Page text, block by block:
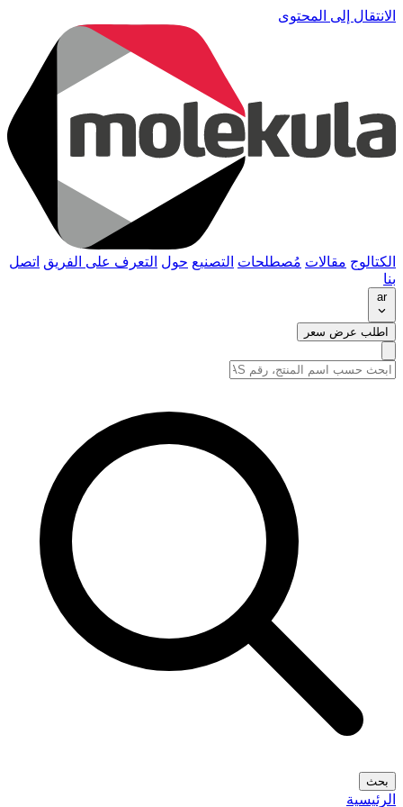
الانتقال إلى المحتوى
الكتالوج مقالات مُصطلحات التصنيع حول التعرف على الفريق اتصل
بنا
ar
اطلب عرض سعر
بحث
الرئيسية